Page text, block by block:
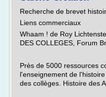
Recherche de brevet
Liens commerciaux
Whaam ! de Roy
DES COLLEGES, Forum
Près de 5000 ressources
l'enseignement de
des collèges. Histoire des